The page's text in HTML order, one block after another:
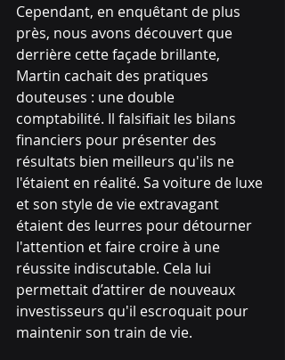
Cependant, en enquêtant de plus
près, nous avons découvert que
derrière cette façade brillante,
Martin cachait des pratiques
douteuses : une double
comptabilité. Il falsifiait les bilans
financiers pour présenter des
résultats bien meilleurs qu'ils ne
l'étaient en réalité. Sa voiture de luxe
et son style de vie extravagant
étaient des leurres pour détourner
l'attention et faire croire à une
réussite indiscutable. Cela lui
permettait d’attirer de nouveaux
investisseurs qu'il escroquait pour
maintenir son train de vie.